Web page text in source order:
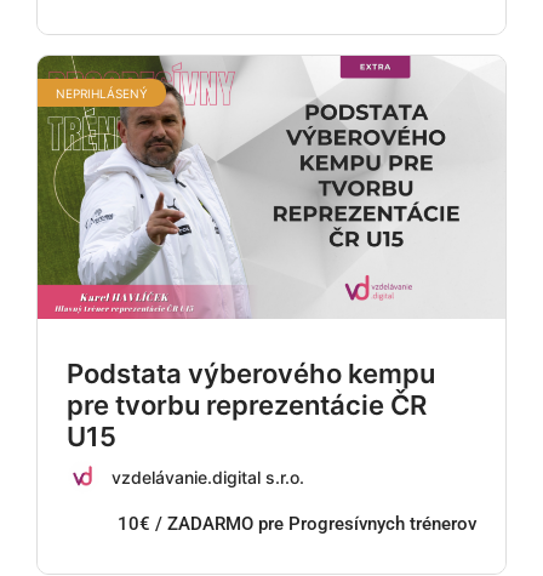
NEPRIHLÁSENÝ
Podstata výberového kempu
pre tvorbu reprezentácie ČR
U15
vzdelávanie.digital s.r.o.
10€ / ZADARMO pre Progresívnych trénerov